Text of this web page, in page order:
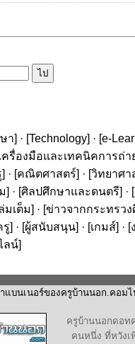
า] · [Technology] · [e-
ครื่องมือและเทคนิคการถ่า
] · [คณิตศาสตร์] · [วิทยาศา
] · [ศิลปศึกษาและดนตรี] · [
มเต็ม] · [ข่าวจากกระทรว
รู] · [ผู้สนับสนุน] · [เกมส์] · [
ลน์]
แบนเนอร์ของครูบ้านนอก.คอม
ครูบ้านนอกดอท
คนหนึ่ง ที่หวังเ